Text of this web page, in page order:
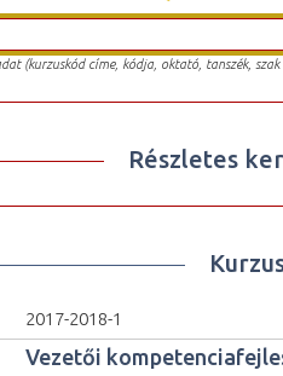
(kurzuskód címe, kódja, oktató, tanszék,
Részletes
2017-2018-1
Vezetői